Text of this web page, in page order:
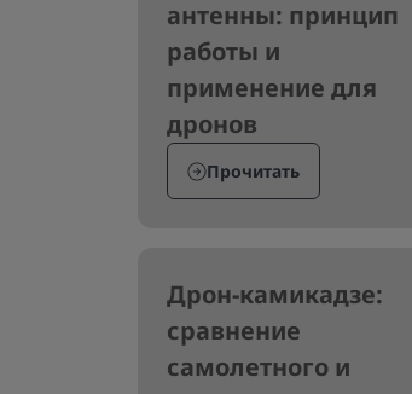
антенны: принцип
работы и
применение для
дронов
Прочитать
Дрон-камикадзе:
сравнение
самолетного и